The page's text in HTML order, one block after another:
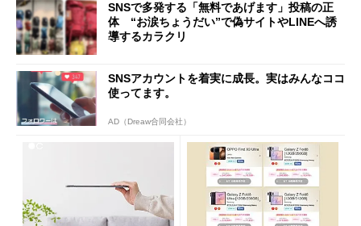
SNSで多発する「無料であげます」投稿の正
体 “お涙ちょうだい”で偽サイトやLINEへ誘
導するカラクリ
SNSアカウントを着実に成長。実はみんなココ
使ってます。
AD（Dreaw合同会社）